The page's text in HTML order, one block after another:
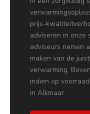
prijs-
adviseren in onze
adviseurs nemen
maken van de
verwarming.
indien op
in Alkmaar.